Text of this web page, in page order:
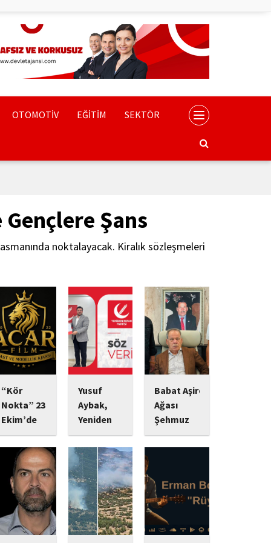
OTOMOTİV EĞİTİM SEKTÖR
Gençlere Şans
noktalayacak. Kiralık sözleşmeleri
“Kör
Nokta” 23
Ekim’de
Vizyonda:
Psikolojik
Gerilim
Tutkunlarını
Bekleyen
Yeni Yapım
Başrolünde
Mert
Yusuf
Aybak,
Yeniden
Refah
Partisi
Sultangazi
Gençlik
Kolları
Başkanlığı
Görevine
Başladı
Babat Aşiret
Ağası
Şehmuz
Babat,
Devletine
Yatırımlarıyla
Dikkat
Çekiyor
Ekonomik
yatırımlarını